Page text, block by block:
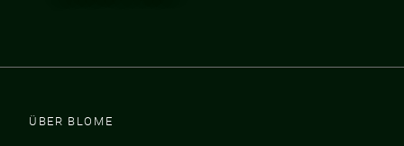
ÜBER BLOME